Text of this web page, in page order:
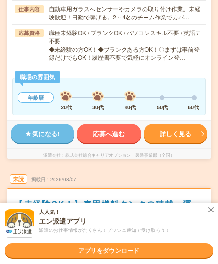
仕事内容
自動車用ガラスへセンサーやカメラの取り付け作業。未経
験歓迎！日勤で稼げる。2～4名のチーム作業でカバ…
応募資格
職種未経験OK / ブランクOK / パソコンスキル不要 / 英語力
不要
◆未経験の方OK！◆ブランクある方OK！〇まずは事前登
録だけでもOK！履歴書不要で気軽にオンライン登…
職場の雰囲気
年齢層
20代
30代 40代 50代 60代
気になる! 応募へ進む 詳しく見る
派遣会社 株式会社綜合キャリアオプション 製造事業部（全国）
未読 掲載日 2026/08/07
【未経験OK！】車用燃料タンクの積載・運
搬・空箱整理/日払いOK
職種未経験OK 交通費別途支給あり 土日祝日が休み
派遣
勤務地
岩手県胆沢郡
大人気！
エン派遣アプリ
派遣のお仕事情報がたくさん！プッシュ通知で受け取ろう！
アプリをダウンロード